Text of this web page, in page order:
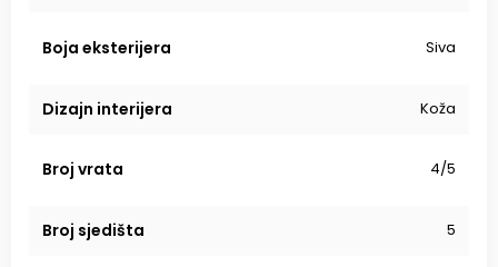
Boja eksterijera Siva
Dizajn interijera Koža
Broj vrata 4/5
Broj sjedišta 5